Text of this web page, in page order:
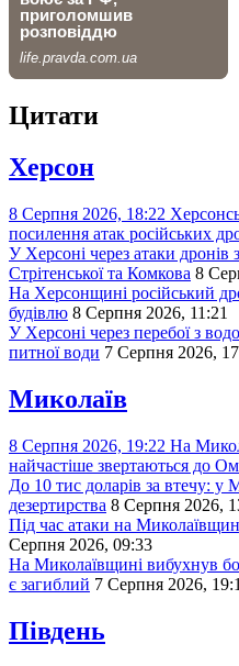
Цитати
Херсон
8 Серпня 2026, 18:22
посилення атак російських
У Херсоні через атаки
Стрітенської та Комкова 8
На Херсонщині російський
будівлю 8 Серпня 2026, 11:21
У Херсоні через перебої з
питної води 7 Серпня 2026,
Миколаїв
8 Серпня 2026, 19:22 На
найчастіше звертаються до
До 10 тис доларів за втечу: у
дезертирства 8 Серпня 2026,
Під час атаки на
Серпня 2026, 09:33
На Миколаївщині вибухнув
є загиблий 7 Серпня 2026,
Південь